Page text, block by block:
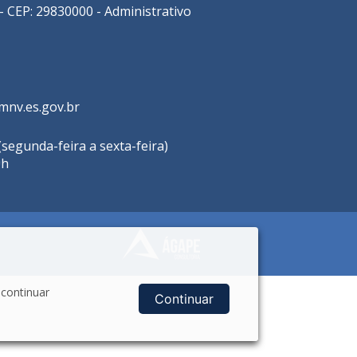
29830000 - Administrativo
feira a sexta-feira)
Continuar